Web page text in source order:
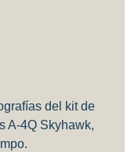
del kit de
A-4Q Skyhawk,